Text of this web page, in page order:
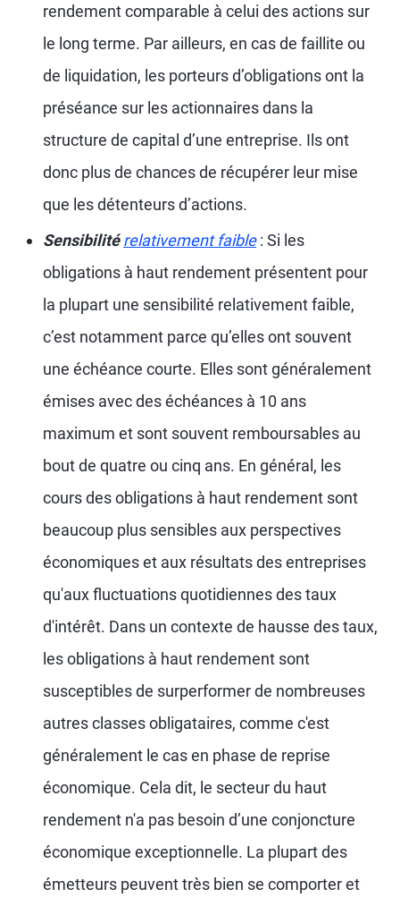
rendement comparable à celui des actions sur
le long terme. Par ailleurs, en cas de faillite ou
de liquidation, les porteurs d’obligations ont la
préséance sur les actionnaires dans la
structure de capital d’une entreprise. Ils ont
donc plus de chances de récupérer leur mise
que les détenteurs d’actions.
Sensibilité relativement faible: Si les
obligations à haut rendement présentent pour
la plupart une sensibilité relativement faible,
c’est notamment parce qu’elles ont souvent
une échéance courte. Elles sont généralement
émises avec des échéances à 10 ans
maximum et sont souvent remboursables au
bout de quatre ou cinq ans. En général, les
cours des obligations à haut rendement sont
beaucoup plus sensibles aux perspectives
économiques et aux résultats des entreprises
qu'aux fluctuations quotidiennes des taux
d'intérêt. Dans un contexte de hausse des taux,
les obligations à haut rendement sont
susceptibles de surperformer de nombreuses
autres classes obligataires, comme c'est
généralement le cas en phase de reprise
économique. Cela dit, le secteur du haut
rendement n'a pas besoin d’une conjoncture
économique exceptionnelle. La plupart des
émetteurs peuvent très bien se comporter et